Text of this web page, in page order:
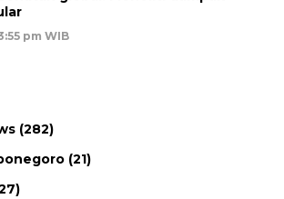
pm WIB
(282)
(21)